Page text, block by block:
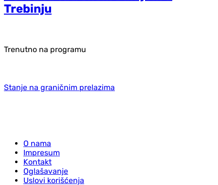
Trebinju
Trenutno na programu
Stanje na graničnim prelazima
O nama
Impresum
Kontakt
Oglašavanje
Uslovi korišćenja